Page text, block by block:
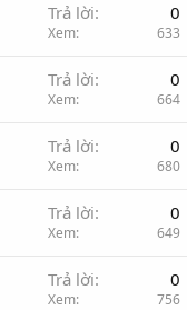
Trả lời 0
Xem 633
Trả lời 0
Xem 664
Trả lời 0
Xem 680
Trả lời 0
Xem 649
Trả lời 0
Xem 756